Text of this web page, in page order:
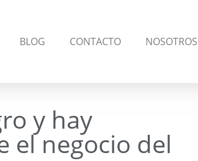
BLOG CONTACTO NOSOTROS
y hay
el negocio del